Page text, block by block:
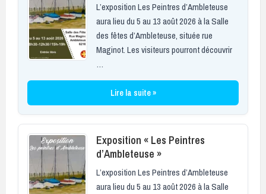
L’exposition Les Peintres d’Ambleteuse
aura lieu du 5 au 13 août 2026 à la Salle
des fêtes d’Ambleteuse, située rue
Maginot. Les visiteurs pourront découvrir
…
Lire la suite »
Exposition « Les Peintres
d’Ambleteuse »
L’exposition Les Peintres d’Ambleteuse
aura lieu du 5 au 13 août 2026 à la Salle